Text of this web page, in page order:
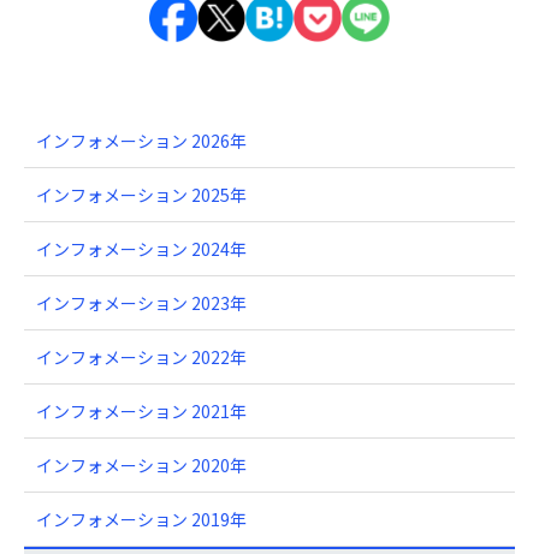
インフォメーション 2026年
インフォメーション 2025年
インフォメーション 2024年
インフォメーション 2023年
インフォメーション 2022年
インフォメーション 2021年
インフォメーション 2020年
インフォメーション 2019年